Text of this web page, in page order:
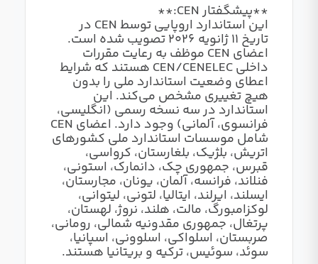
**پیشگفتار CEN:**
این استاندارد اروپایی توسط CEN در
تاریخ ۱۱ ژانویه ۲۰۲۶ تصویب شده است.
اعضای CEN موظف به رعایت مقررات
داخلی CEN/CENELEC هستند که شرایط
اعطای وضعیت استاندارد ملی را بدون
هیچ تغییری مشخص می‌کند. این
استاندارد در سه نسخه رسمی (انگلیسی،
فرانسوی، آلمانی) وجود دارد. اعضای CEN
شامل موسسات استاندارد ملی کشورهای
اتریش، بلژیک، بلغارستان، کرواسی،
قبرس، جمهوری چک، دانمارک، استونی،
فنلاند، فرانسه، آلمان، یونان، مجارستان،
ایسلند، ایرلند، ایتالیا، لتونی، لیتوانی،
لوکزامبورگ، مالت، هلند، نروژ، لهستان،
پرتغال، جمهوری مقدونیه شمالی، رومانی،
صربستان، اسلواکی، اسلوونی، اسپانیا،
سوئد، سوئیس، ترکیه و بریتانیا هستند.